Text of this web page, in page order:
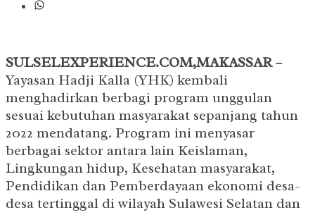
SULSELEXPERIENCE.COM,MAKASSAR –
Yayasan Hadji Kalla (YHK) kembali
menghadirkan berbagi program unggulan
sesuai kebutuhan masyarakat sepanjang tahun
2022 mendatang. Program ini menyasar
berbagai sektor antara lain Keislaman,
Lingkungan hidup, Kesehatan masyarakat,
Pendidikan dan Pemberdayaan ekonomi desa-
desa tertinggal di wilayah Sulawesi Selatan dan